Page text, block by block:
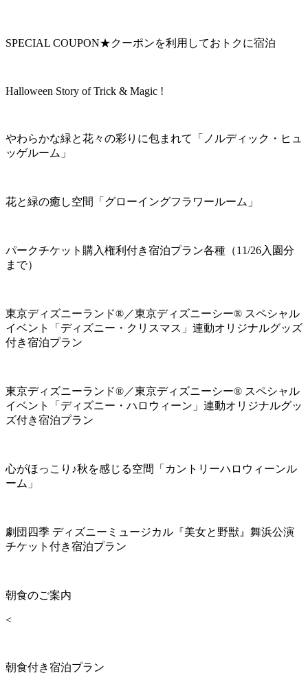
SPECIAL COUPON★クーポンを利用しておトクに宿泊
Halloween Story of Trick & Magic !
やわらかな緑と花々の彩りに包まれて「ノルディック・ヒュ
ッゲルーム」
花と緑の癒し空間「グローイングフラワールーム」
パークチケット購入権利付き宿泊プラン各種（11/26入園分
まで）
東京ディズニーランド®／東京ディズニーシー® スペシャル
イベント「ディズニー・クリスマス」連動オリジナルグッズ
付き宿泊プラン
東京ディズニーランド®／東京ディズニーシー® スペシャル
イベント「ディズニー・ハロウィーン」連動オリジナルグッ
ズ付き宿泊プラン
心がほっこり♪秋を感じる空間「カントリーハロウィーンル
ーム」
劇団四季 ディズニーミュージカル『美女と野獣』舞浜公演
チケット付き宿泊プラン
朝食のご案内
<
朝食付き宿泊プラン